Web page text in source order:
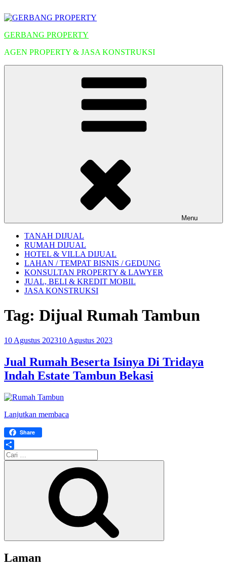
ke
GERBANG PROPERTY
AGEN PROPERTY & JASA KONSTRUKSI
Menu
TANAH DIJUAL
RUMAH DIJUAL
HOTEL & VILLA DIJUAL
LAHAN / TEMPAT BISNIS / GEDUNG
KONSULTAN PROPERTY & LAWYER
JUAL, BELI & KREDIT MOBIL
JASA KONSTRUKSI
Tag: Dijual Rumah Tambun
Diposkan
10 Agustus 202310 Agustus 2023
Jual Rumah Beserta Isinya Di Tridaya
Indah Estate Tambun Bekasi
Lanjutkan membaca
Di
Tridaya
Indah
Estate
Tambun
Share
Share
Pencarian
untuk:
Laman